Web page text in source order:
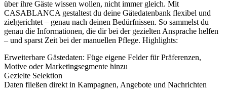
über ihre Gäste wissen wollen, nicht immer gleich. Mit
CASABLANCA gestaltest du deine Gätedatenbank flexibel und
zielgerichtet – genau nach deinen Bedürfnissen. So sammelst du
genau die Informationen, die dir bei der gezielten Ansprache helfen
– und sparst Zeit bei der manuellen Pflege. Highlights:
Erweiterbare Gästedaten: Füge eigene Felder für Präferenzen,
Motive oder Marketingsegmente hinzu
Gezielte Selektion
Daten fließen direkt in Kampagnen, Angebote und Nachrichten